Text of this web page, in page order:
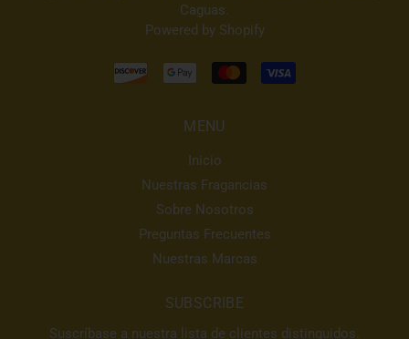
Caguas.
Powered by Shopify
MENU
Inicio
Nuestras Fragancias
Sobre Nosotros
Preguntas Frecuentes
Nuestras Marcas
SUBSCRIBE
Suscríbase a nuestra lista de clientes distinguidos.